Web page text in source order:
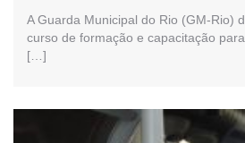
A Guarda Municipal do Rio (GM-Rio)
curso de formação e capacitação
[…]